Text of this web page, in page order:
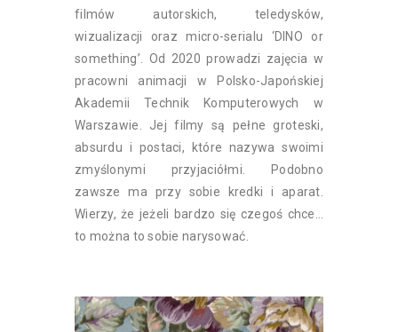
filmów autorskich, teledysków,
wizualizacji oraz micro-serialu ‘DINO or
something’. Od 2020 prowadzi zajęcia w
pracowni animacji w Polsko-Japońskiej
Akademii Technik Komputerowych w
Warszawie. Jej filmy są pełne groteski,
absurdu i postaci, które nazywa swoimi
zmyślonymi przyjaciółmi. Podobno
zawsze ma przy sobie kredki i aparat.
Wierzy, że jeżeli bardzo się czegoś chce…
to można to sobie narysować.